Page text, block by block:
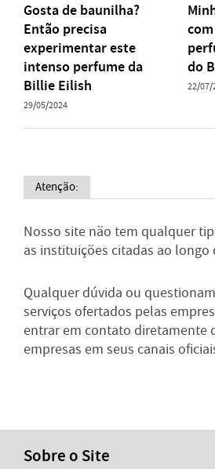
Gosta de baunilha?
Então precisa
experimentar este
intenso perfume da
Billie Eilish
29/05/2024
do
22/07/
Atenção:
Nosso site não tem qualquer
as instituições citadas ao longo
Qualquer dúvida ou
serviços ofertados pelas
entrar em contato diretamente
empresas em seus canais
Sobre o Site